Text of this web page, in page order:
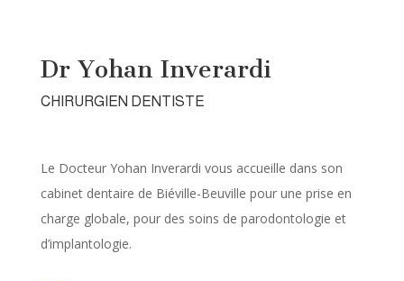
Dr Yohan Inverardi
CHIRURGIEN DENTISTE
Le Docteur Yohan Inverardi vous accueille dans son
cabinet dentaire de Biéville-Beuville pour une prise en
charge globale, pour des soins de parodontologie et
d’implantologie.